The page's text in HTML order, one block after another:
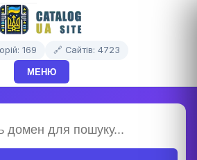
169 🔗 Сайтів: 4723
МЕНЮ